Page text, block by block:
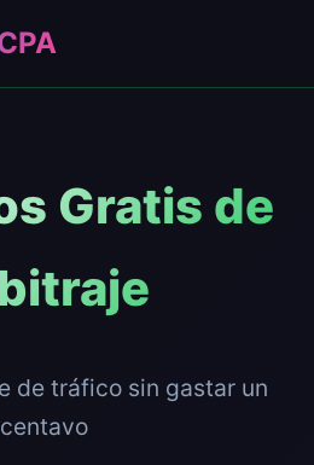
Gratis de
de tráfico sin gastar un
centavo